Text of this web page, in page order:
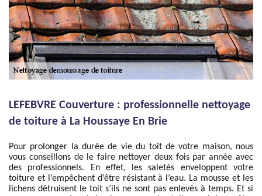
LEFEBVRE Couverture : professionnelle nettoyage
de toiture à La Houssaye En Brie
Pour prolonger la durée de vie du toit de votre maison, nous
vous conseillons de le faire nettoyer deux fois par année avec
des professionnels. En effet, les saletés enveloppent votre
toiture et l’empêchent d’être résistant à l’eau. La mousse et les
lichens détruisent le toit s’ils ne sont pas enlevés à temps. Et si